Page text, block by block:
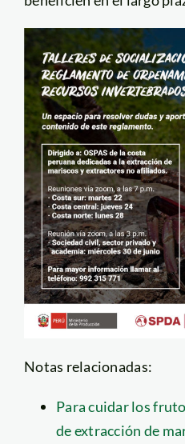
Notas relacionadas:
Para cuidar los
de extracción de